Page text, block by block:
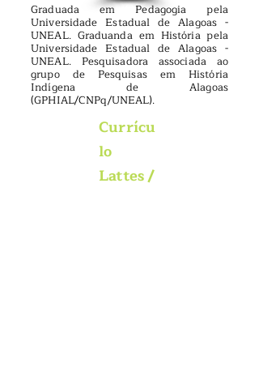
Graduada em Pedagogia pela
Universidade Estadual de Alagoas -
UNEAL. Graduanda em História pela
Universidade Estadual de Alagoas -
UNEAL. Pesquisadora associada ao
grupo de Pesquisas em História
Indígena de Alagoas
(GPHIAL/CNPq/UNEAL).
Currícu
lo
Lattes/